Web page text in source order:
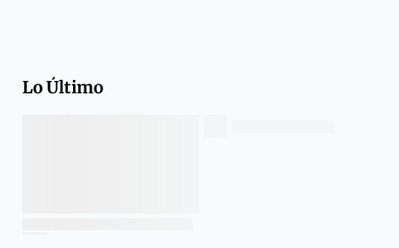
Lo Último